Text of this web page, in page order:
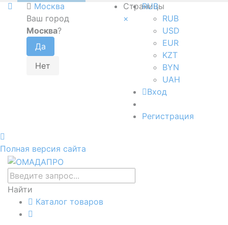
Москва
Ваш город
Москва?
Страницы
×
RUB
RUB
USD
EUR
KZT
BYN
UAH
Вход
Регистрация
Полная версия сайта
Найти
Каталог товаров